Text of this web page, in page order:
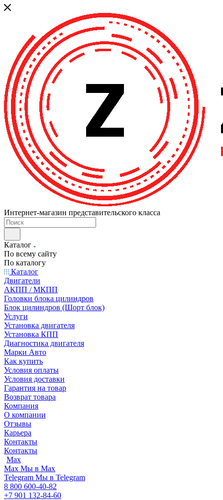
Интернет-магазин представительского класса
Каталог
По всему сайту
По каталогу
Каталог
Двигатели
АКПП / МКПП
Головки блока цилиндров
Блок цилиндров (Шорт блок)
Услуги
Установка двигателя
Установка КПП
Диагностика двигателя
Марки Авто
Как купить
Условия оплаты
Условия доставки
Гарантия на товар
Возврат товара
Компания
О компании
Отзывы
Карьера
Контакты
Контакты
Max
Max Мы в Max
Telegram Мы в Telegram
8 800 600-40-82
+7 901 132-84-60